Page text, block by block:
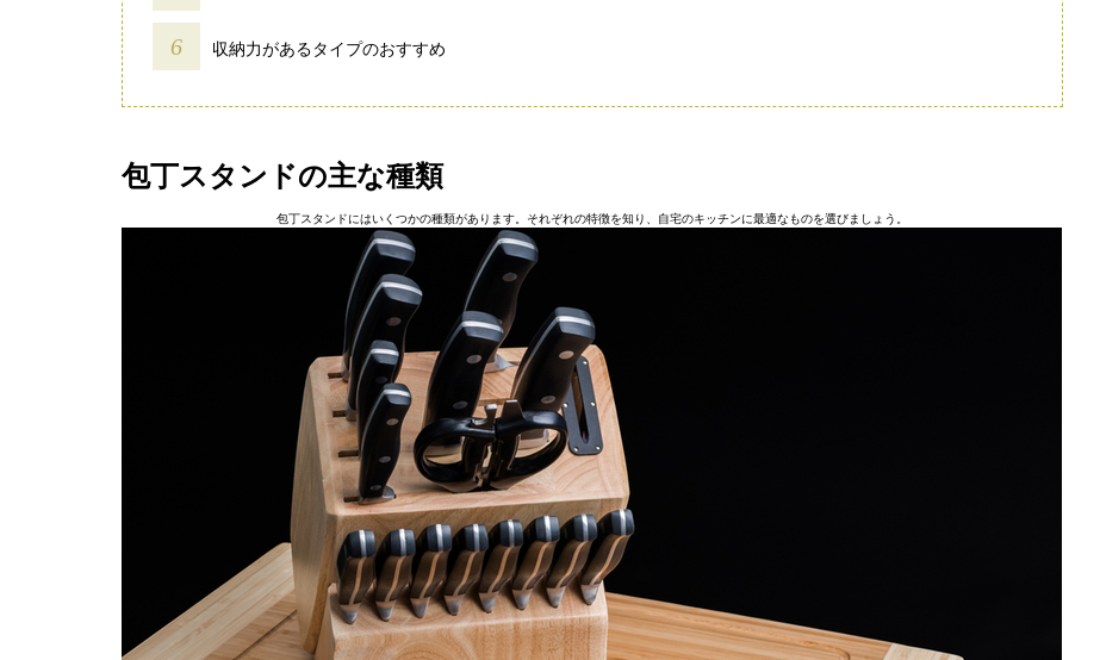
収納力があるタイプのおすすめ
包丁スタンドの主な種類
包丁スタンドにはいくつかの種類があります。それぞれの特徴を知り、自宅のキッチンに最適なものを選びましょう。